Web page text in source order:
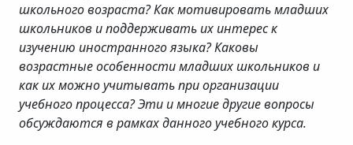
школьного возраста? Как мотивировать младших
школьников и поддерживать их интерес к
изучению иностранного языка? Каковы
возрастные особенности младших школьников и
как их можно учитывать при организации
учебного процесса? Эти и многие другие вопросы
обсуждаются в рамках данного учебного курса.